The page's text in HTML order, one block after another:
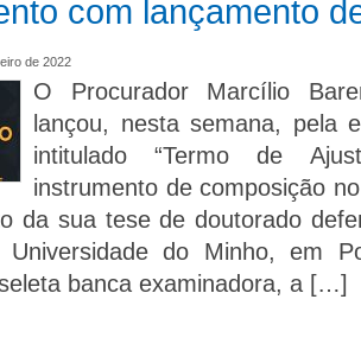
com lançamento
de 2022
O Procurador Marcílio
lançou, nesta semana, pela
intitulado “Termo de
instrumento de composição
da sua tese de doutorado
do Minho, em
banca examinadora, a […]